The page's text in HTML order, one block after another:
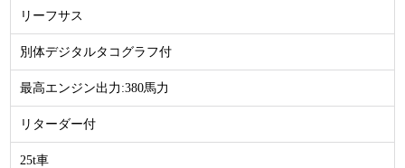
リーフサス
別体デジタルタコグラフ付
最高エンジン出力:380馬力
リターダー付
25t車